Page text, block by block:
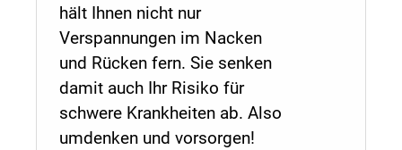
hält Ihnen nicht nur
Verspannungen im Nacken
und Rücken fern. Sie senken
damit auch Ihr Risiko für
schwere Krankheiten ab. Also
umdenken und vorsorgen!